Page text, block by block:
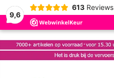
9,6
613 Reviews